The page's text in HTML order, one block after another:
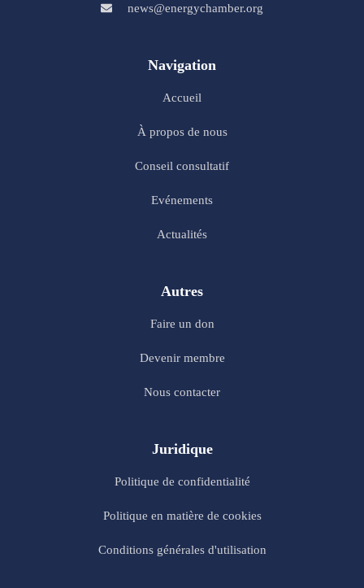
news@energychamber.org
Navigation
Accueil
À propos de nous
Conseil consultatif
Evénements
Actualités
Autres
Faire un don
Devenir membre
Nous contacter
Juridique
Politique de confidentialité
Politique en matière de cookies
Conditions générales d'utilisation